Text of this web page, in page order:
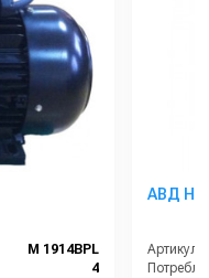
M 1914BPL
4
АВД
Артикул: